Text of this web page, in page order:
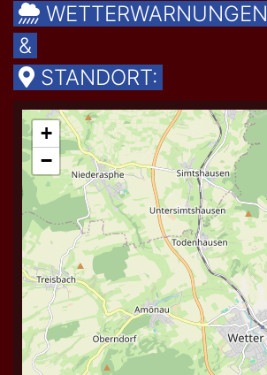
WETTERWARNUNGEN
&
STANDORT: